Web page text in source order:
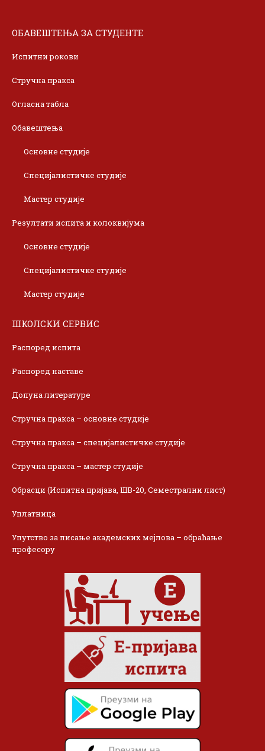
ОБАВЕШТЕЊА ЗА СТУДЕНТЕ
Испитни рокови
Стручна пракса
Огласна табла
Обавештења
Основне студије
Специјалистичке студије
Мастер студије
Резултати испита и колоквијума
Основне студије
Специјалистичке студије
Мастер студије
ШКОЛСКИ СЕРВИС
Распоред испита
Распоред наставе
Допуна литературе
Стручна пракса – основне студије
Стручна пракса – специјалистичке студије
Стручна пракса – мастер студије
Обрасци (Испитна пријава, ШВ-20, Семестрални лист)
Уплатница
Упутство за писање академских мејлова – обраћање
професору